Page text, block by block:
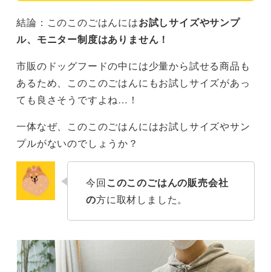
結論：このこのごはんにはお試しサイズやサンプ
ル、モニター制度はありません！
市販のドッグフードの中には少量から試せる商品も
あるため、このこのごはんにもお試しサイズがあっ
ても良さそうですよね…！
一体なぜ、このこのごはんにはお試しサイズやサン
プルがないのでしょうか？
今回このこのごはんの販売会社
の方に取材しました。